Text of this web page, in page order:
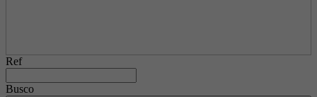
Ref
Busco